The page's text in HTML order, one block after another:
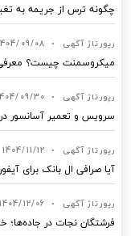
چگونه ترس از جریمه به
رپورتاژ آگهی •
09/08
میکروسمنت چیست؟ معرفی
رپورتاژ آگهی •
09/30
سرویس و تعمیر آسانسور
رپورتاژ آگهی •
1404/11/12
آیا صرافی ال بانک برای
رپورتاژ آگهی •
1404/12/06
فرشتگان نجات در جاده‌ها؛ خدمات ۲۴ ساعته امداد